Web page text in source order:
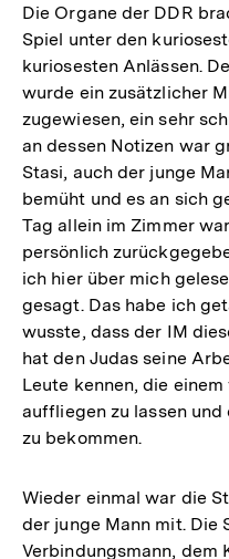
Die Organe der DDR
Spiel unter den
kuriosesten Anlässen.
wurde ein zusätzlicher
zugewiesen, ein sehr
an dessen Notizen war
Stasi, auch der junge
bemüht und es an sich
Tag allein im Zimmer
persönlich
ich hier über mich
gesagt. Das habe ich
wusste, dass der IM
hat den Judas seine
Leute kennen, die
auffliegen zu lassen
zu bekommen.
Wieder einmal war die
der junge Mann mit. Die
Verbindungsmann, dem